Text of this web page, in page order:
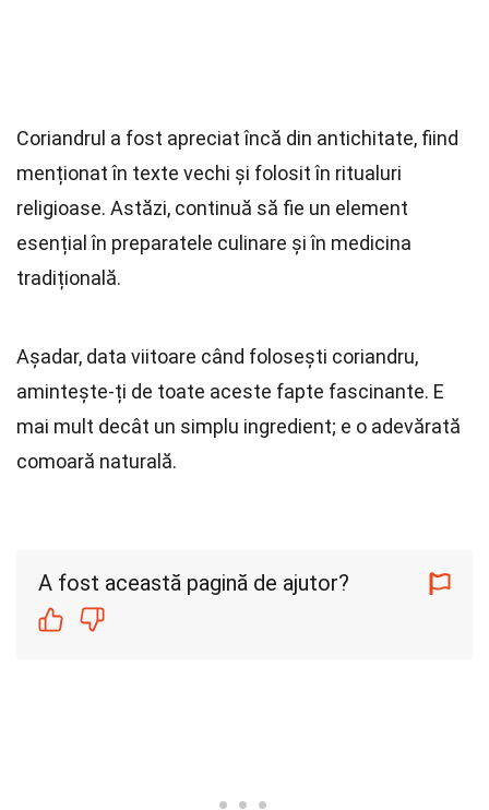
Coriandrul a fost apreciat încă din antichitate, fiind
menționat în texte vechi și folosit în ritualuri
religioase. Astăzi, continuă să fie un element
esențial în preparatele culinare și în medicina
tradițională.
Așadar, data viitoare când folosești coriandru,
amintește-ți de toate aceste fapte fascinante. E
mai mult decât un simplu ingredient; e o adevărată
comoară naturală.
A fost această pagină de ajutor?